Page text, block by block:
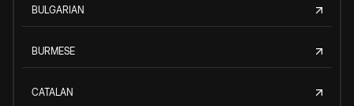
BULGARIAN
BURMESE
CATALAN